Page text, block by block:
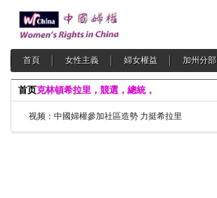
首頁 女性主義 婦女權益 加州分部
首页克林頓希拉里，競選，總統，
视频：中國婦權參加社區造勢 力挺希拉里